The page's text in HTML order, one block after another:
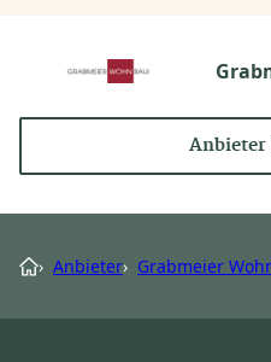
Anbieter
› Anbieter› Grabmeier